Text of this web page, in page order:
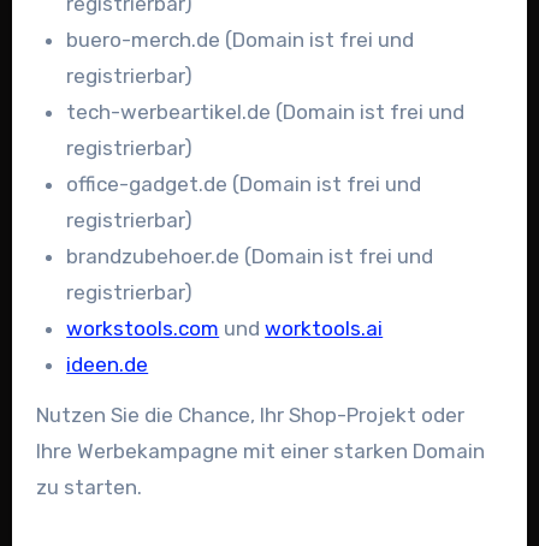
buero-merch.de (Domain ist frei und
registrierbar)
tech-werbeartikel.de (Domain ist frei und
registrierbar)
office-gadget.de (Domain ist frei und
registrierbar)
brandzubehoer.de (Domain ist frei und
registrierbar)
workstools.com undworktools.ai
ideen.de
Nutzen Sie die Chance, Ihr Shop-Projekt oder
Ihre Werbekampagne mit einer starken Domain
zu starten.